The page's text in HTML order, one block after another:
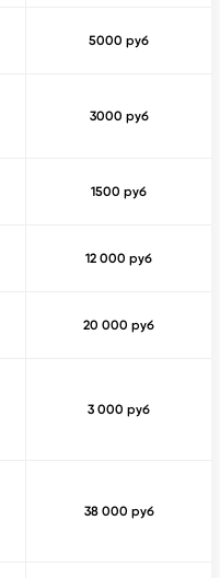
5000 руб
3000 руб
1500 руб
12 000 руб
20 000 руб
3 000 руб
38 000 руб